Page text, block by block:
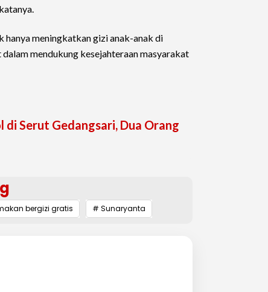
meningkatkan gizi anak-anak di
mendukung kesejahteraan masyarakat
Serut Gedangsari, Dua Orang
bergizi gratis # Sunaryanta